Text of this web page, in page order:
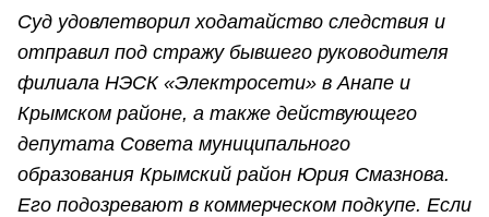
Суд удовлетворил ходатайство следствия и
отправил под стражу бывшего руководителя
филиала НЭСК «Электросети» в Анапе и
Крымском районе, а также действующего
депутата Совета муниципального
образования Крымский район Юрия Смазнова.
Его подозревают в коммерческом подкупе. Если